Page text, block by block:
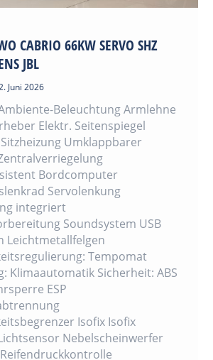
CABRIO 66KW SERVO SHZ
JBL
Juni 2026
Beleuchtung Armlehne
Elektr. Seitenspiegel
Umklappbarer
Bordcomputer
Servolenkung
integriert
Soundsystem USB
Leichtmetallfelgen
Tempomat
Klimaautomatik Sicherheit: ABS
ESP
Isofix Isofix
Nebelscheinwerfer